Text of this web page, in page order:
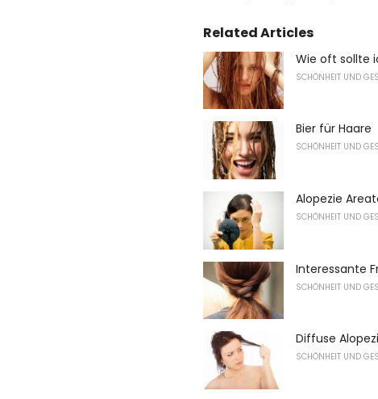
Related Articles
Wie oft sollte
SCHÖNHEIT UND
Bier für Haare
SCHÖNHEIT UND
Alopezie
SCHÖNHEIT UND
Interessante
SCHÖNHEIT UND
Diffuse
SCHÖNHEIT UND